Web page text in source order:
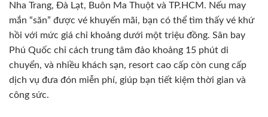
Nha Trang, Đà Lạt, Buôn Ma Thuột và TP.HCM. Nếu may
mắn “săn” được vé khuyến mãi, bạn có thể tìm thấy vé khứ
hồi với mức giá chỉ khoảng dưới một triệu đồng. Sân bay
Phú Quốc chỉ cách trung tâm đảo khoảng 15 phút di
chuyển, và nhiều khách sạn, resort cao cấp còn cung cấp
dịch vụ đưa đón miễn phí, giúp bạn tiết kiệm thời gian và
công sức.